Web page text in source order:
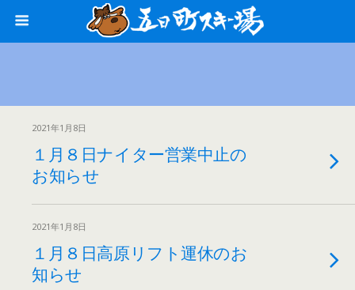
2021年1月8日
１月８日ナイター営業中止の
お知らせ
2021年1月8日
１月８日高原リフト運休のお
知らせ